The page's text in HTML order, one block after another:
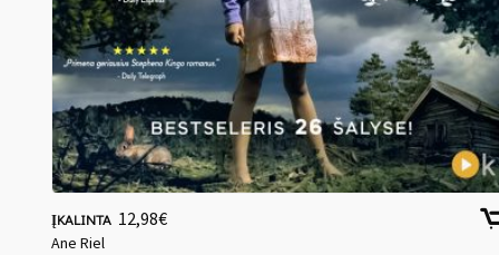
ĮKALINTA 12,98€
Ane Riel